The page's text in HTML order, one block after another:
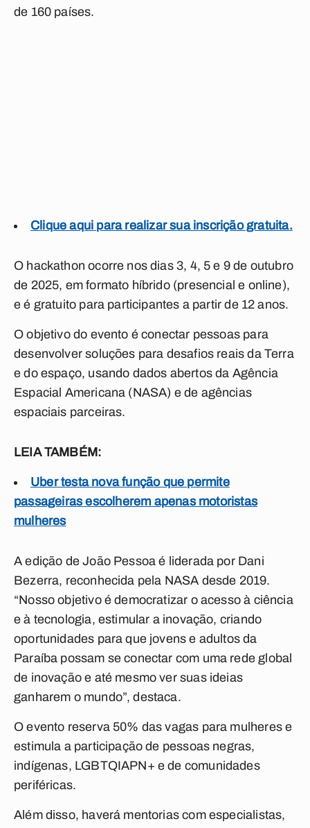
de 160 países.
Clique aqui para realizar sua inscrição gratuita.
O hackathon ocorre nos dias 3, 4, 5 e 9 de outubro
de 2025, em formato híbrido (presencial e online),
e é gratuito para participantes a partir de 12 anos.
O objetivo do evento é conectar pessoas para
desenvolver soluções para desafios reais da Terra
e do espaço, usando dados abertos da Agência
Espacial Americana (NASA) e de agências
espaciais parceiras.
LEIA TAMBÉM:
Uber testa nova função que permite
passageiras escolherem apenas motoristas
mulheres
A edição de João Pessoa é liderada por Dani
Bezerra, reconhecida pela NASA desde 2019.
“Nosso objetivo é democratizar o acesso à ciência
e à tecnologia, estimular a inovação, criando
oportunidades para que jovens e adultos da
Paraíba possam se conectar com uma rede global
de inovação e até mesmo ver suas ideias
ganharem o mundo”, destaca.
O evento reserva 50% das vagas para mulheres e
estimula a participação de pessoas negras,
indígenas, LGBTQIAPN+ e de comunidades
periféricas.
Além disso, haverá mentorias com especialistas,